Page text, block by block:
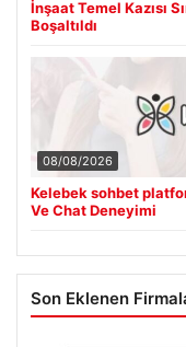
İnşaat Temel Kazısı
Boşaltıldı
08/08/2026
Kelebek sohbet
Ve Chat Deneyimi
Son Eklenen